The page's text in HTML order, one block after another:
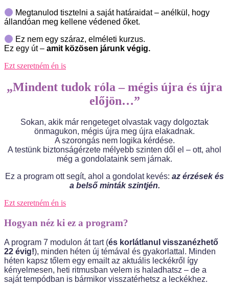
Megtanulod tisztelni a saját határaidat – anélkül, hogy
állandóan meg kellene védened őket.
Ez nem egy száraz, elméleti kurzus.
Ez egy út – amit közösen járunk végig.
Ezt szeretném én is
„Mindent tudok róla – mégis újra és újra
előjön…”
Sokan, akik már rengeteget olvastak vagy dolgoztak
önmagukon, mégis újra meg újra elakadnak.
A szorongás nem logika kérdése.
A testünk biztonságérzete mélyebb szinten dől el – ott, ahol
még a gondolataink sem járnak.
Ez a program ott segít, ahol a gondolat kevés: az érzések és
a belső minták szintjén.
Ezt szeretném én is
Hogyan néz ki ez a program?
A program 7 modulon át tart (és korlátlanul visszanézhető
22 évig!), minden héten új témával és gyakorlattal. Minden
héten kapsz tőlem egy emailt az aktuális leckékről így
kényelmesen, heti ritmusban velem is haladhatsz – de a
saját tempódban is bármikor visszatérhetsz a leckékhez.